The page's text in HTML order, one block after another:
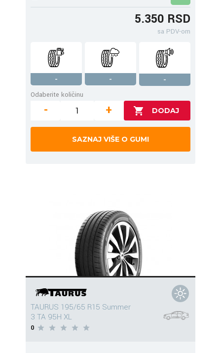
5.350 RSD
sa PDV-om
- -
-
Odaberite količinu
- +
SAZNAJ VIŠE O GUMI
TAURUS 195/65 R15 Summer
3 TA 95H XL
0